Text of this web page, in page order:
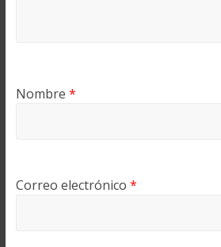
Nombre *
Correo electrónico *